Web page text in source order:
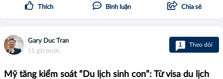
Thích Bình luận Chia sẻ
Gary Duc Tran
11 giờ trước
1 Theo dõi
Mỹ tăng kiểm soát “Du lịch sinh con”: Từ visa du lịch